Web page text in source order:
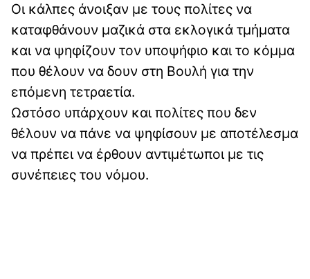
Οι κάλπες άνοιξαν με τους πολίτες να
καταφθάνουν μαζικά στα εκλογικά τμήματα
και να ψηφίζουν τον υποψήφιο και το κόμμα
που θέλουν να δουν στη Βουλή για την
επόμενη τετραετία.
Ωστόσο υπάρχουν και πολίτες που δεν
θέλουν να πάνε να ψηφίσουν με αποτέλεσμα
να πρέπει να έρθουν αντιμέτωποι με τις
συνέπειες του νόμου.